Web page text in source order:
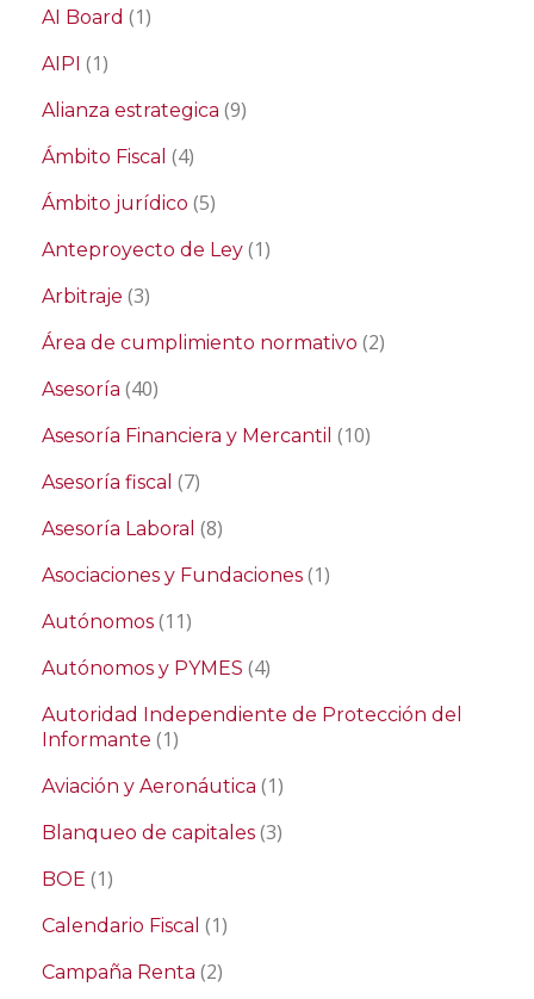
AI Board (1)
AIPI (1)
Alianza estrategica (9)
Ámbito Fiscal (4)
Ámbito jurídico (5)
Anteproyecto de Ley (1)
Arbitraje (3)
Área de cumplimiento normativo (2)
Asesoría (40)
Asesoría Financiera y Mercantil (10)
Asesoría fiscal (7)
Asesoría Laboral (8)
Asociaciones y Fundaciones (1)
Autónomos (11)
Autónomos y PYMES (4)
Autoridad Independiente de Protección del
Informante (1)
Aviación y Aeronáutica (1)
Blanqueo de capitales (3)
BOE (1)
Calendario Fiscal (1)
Campaña Renta (2)